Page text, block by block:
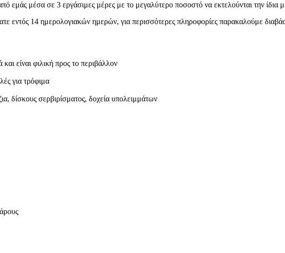
εμάς μέσα σε 3 εργάσιμες μέρες με το μεγαλύτερο ποσοστό να εκτελούνται την ίδια
εντός 14 ημερολογιακών ημερών, για περισσότερες πληροφορίες παρακαλούμε
είναι φιλική προς το περιβάλλον
για τρόφιμα
δίσκους σερβιρίσματος, δοχεία υπολειμμάτων